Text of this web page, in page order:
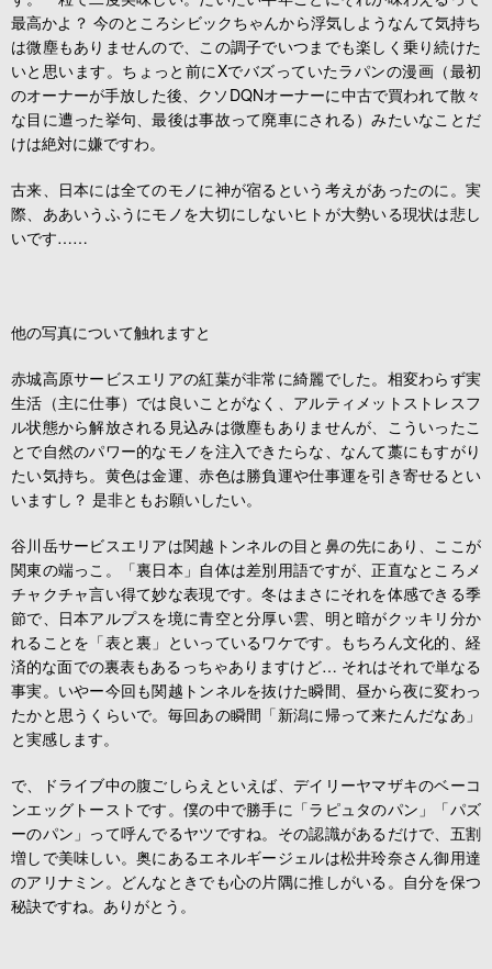
最高かよ？ 今のところシビックちゃんから浮気しようなんて気持ち
は微塵もありませんので、この調子でいつまでも楽しく乗り続けた
いと思います。ちょっと前にXでバズっていたラパンの漫画（最初
のオーナーが手放した後、クソDQNオーナーに中古で買われて散々
な目に遭った挙句、最後は事故って廃車にされる）みたいなことだ
けは絶対に嫌ですわ。
古来、日本には全てのモノに神が宿るという考えがあったのに。実
際、ああいうふうにモノを大切にしないヒトが大勢いる現状は悲し
いです……
他の写真について触れますと
赤城高原サービスエリアの紅葉が非常に綺麗でした。相変わらず実
生活（主に仕事）では良いことがなく、アルティメットストレスフ
ル状態から解放される見込みは微塵もありませんが、こういったこ
とで自然のパワー的なモノを注入できたらな、なんて藁にもすがり
たい気持ち。黄色は金運、赤色は勝負運や仕事運を引き寄せるとい
いますし？ 是非ともお願いしたい。
谷川岳サービスエリアは関越トンネルの目と鼻の先にあり、ここが
関東の端っこ。「裏日本」自体は差別用語ですが、正直なところメ
チャクチャ言い得て妙な表現です。冬はまさにそれを体感できる季
節で、日本アルプスを境に青空と分厚い雲、明と暗がクッキリ分か
れることを「表と裏」といっているワケです。もちろん文化的、経
済的な面での裏表もあるっちゃありますけど… それはそれで単なる
事実。いやー今回も関越トンネルを抜けた瞬間、昼から夜に変わっ
たかと思うくらいで。毎回あの瞬間「新潟に帰って来たんだなあ」
と実感します。
で、ドライブ中の腹ごしらえといえば、デイリーヤマザキのベーコ
ンエッグトーストです。僕の中で勝手に「ラピュタのパン」「パズ
ーのパン」って呼んでるヤツですね。その認識があるだけで、五割
増しで美味しい。奥にあるエネルギージェルは松井玲奈さん御用達
のアリナミン。どんなときでも心の片隅に推しがいる。自分を保つ
秘訣ですね。ありがとう。